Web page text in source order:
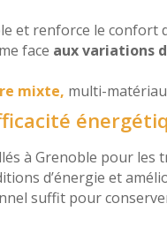
et renforce le
face aux variations
mixte, multi-
à Grenoble pour les
d’énergie et
suffit pour